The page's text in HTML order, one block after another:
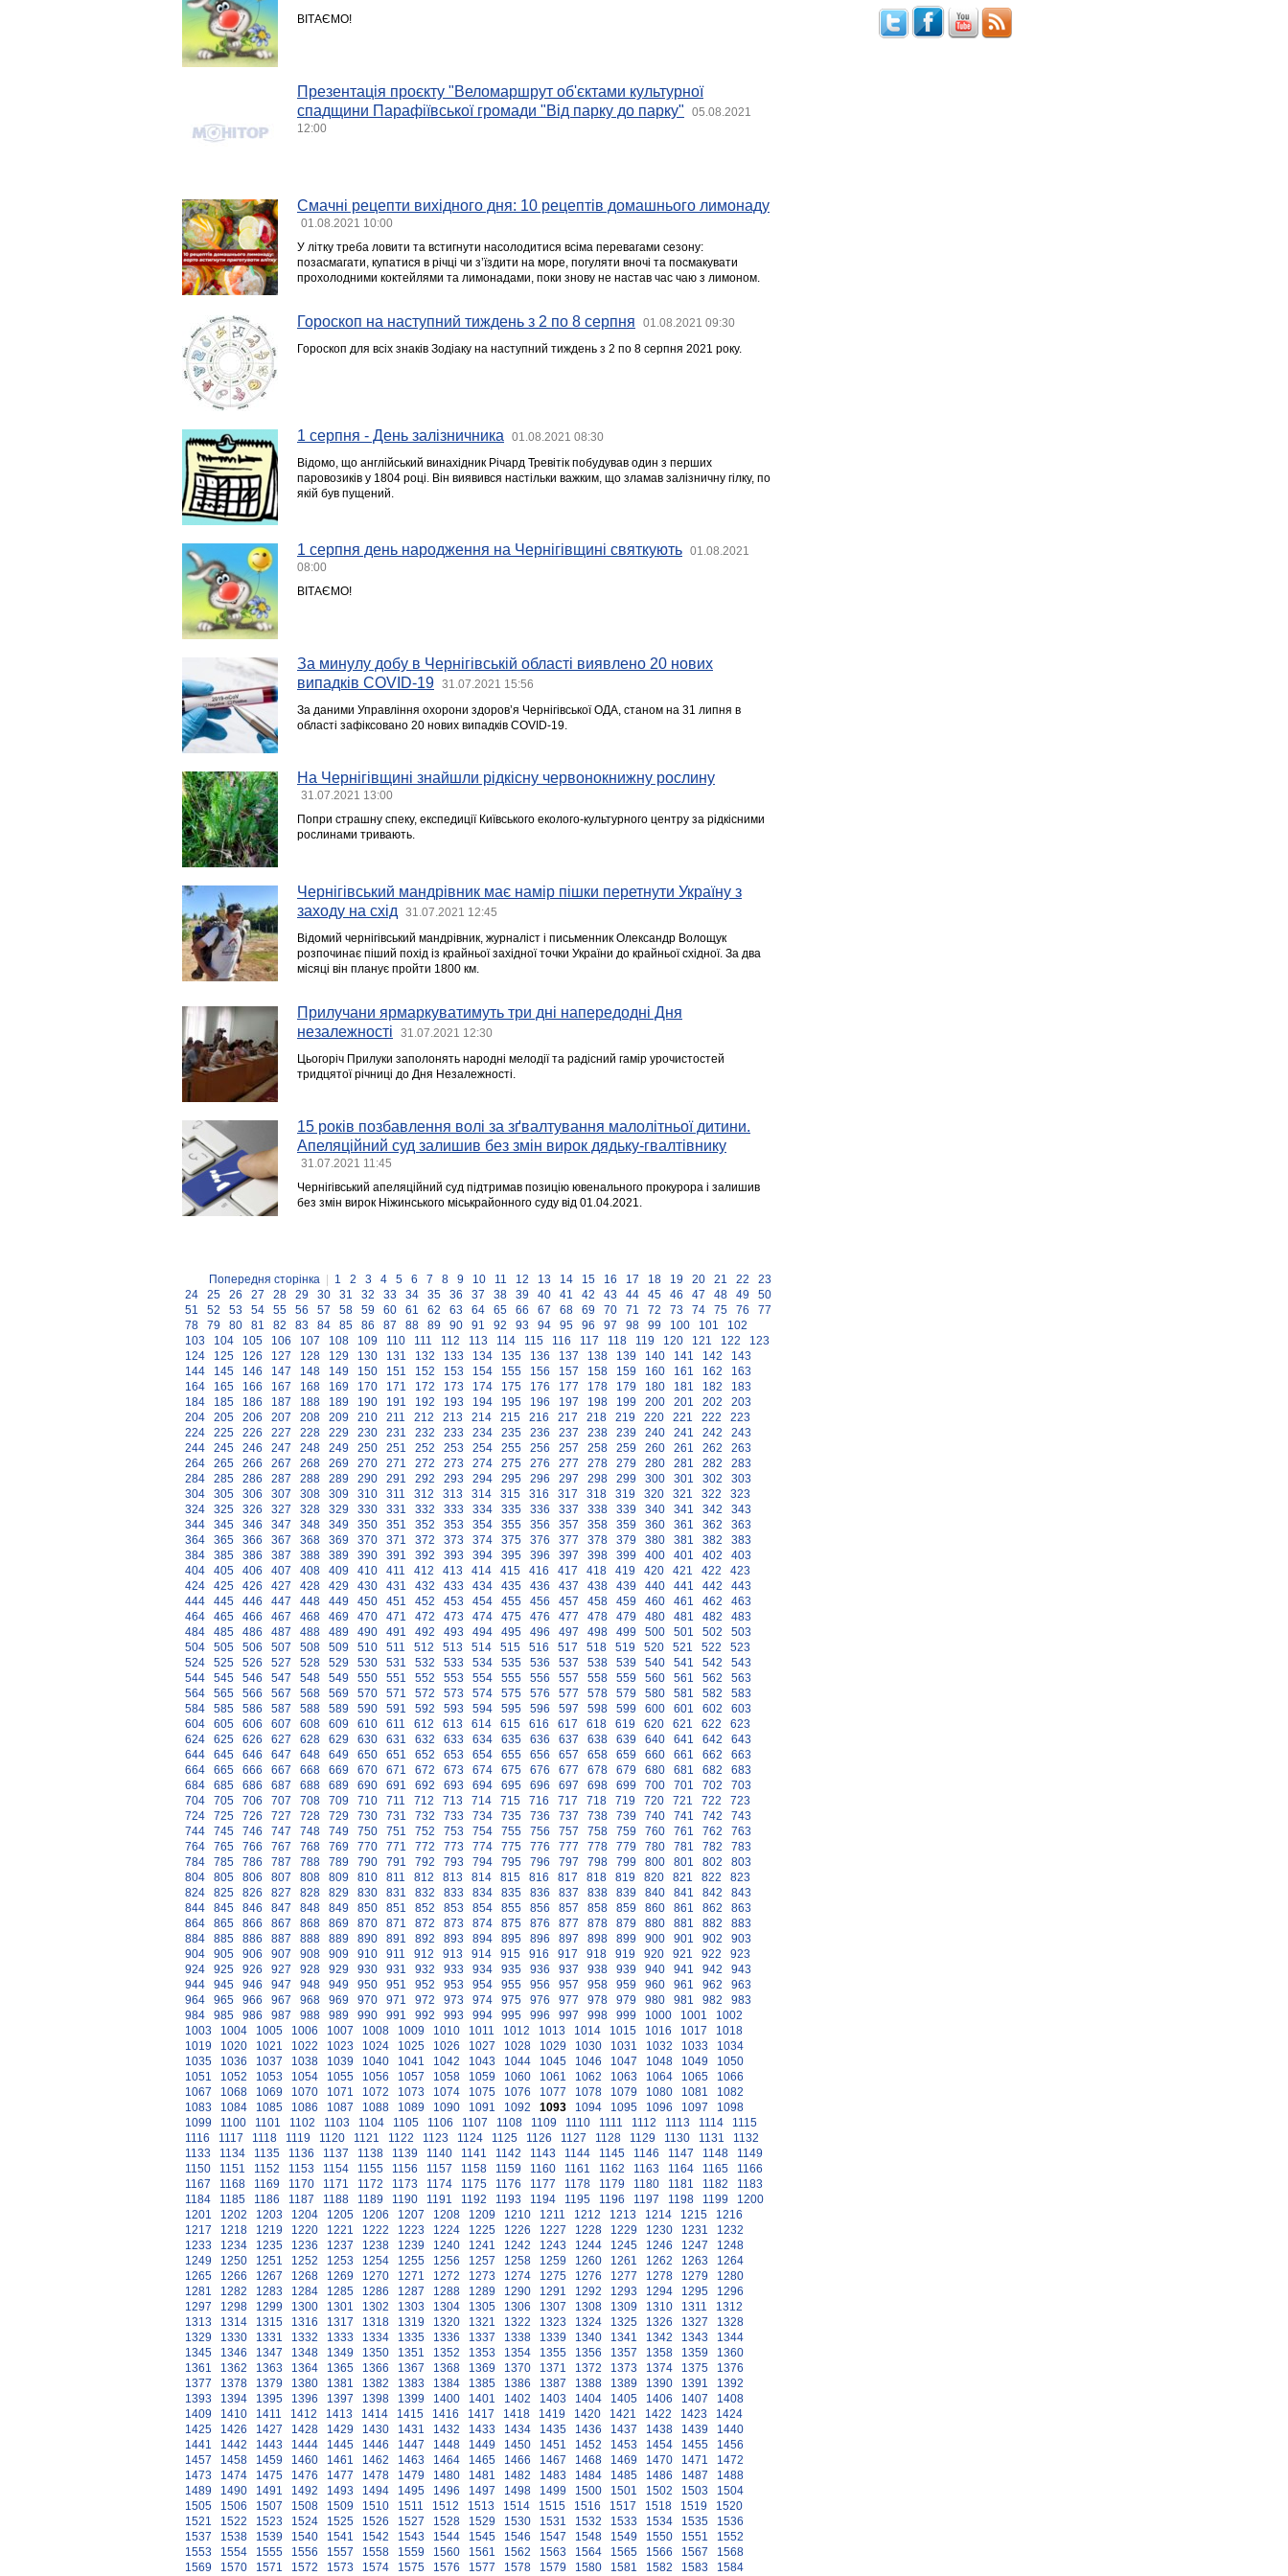
ВІТАЄМО!
Презентація проєкту "Веломаршрут об'єктами культурної
спадщини Парафіївської громади "Від парку до парку"
05.08.2021
12:00
Смачні рецепти вихідного дня: 10 рецептів домашнього лимонаду
01.08.2021 10:00
У літку треба ловити та встигнути насолодитися всіма перевагами сезону:
позасмагати, купатися в річці чи з’їздити на море, погуляти вночі та посмакувати
прохолодними коктейлями та лимонадами, поки знову не настав час чаю з лимоном.
Гороскоп на наступний тиждень з 2 по 8 серпня 01.08.2021 09:30
Гороскоп для всіх знаків Зодіаку на наступний тиждень з 2 по 8 серпня 2021 року.
1 серпня - День залізничника 01.08.2021 08:30
Відомо, що англійський винахідник Річард Тревітік побудував один з перших
паровозиків у 1804 році. Він виявився настільки важким, що зламав залізничну гілку, по
якій був пущений.
1 серпня день народження на Чернігівщині святкують
01.08.2021
08:00
ВІТАЄМО!
За минулу добу в Чернігівській області виявлено 20 нових
випадків COVID-19
31.07.2021 15:56
За даними Управління охорони здоров’я Чернігівської ОДА, станом на 31 липня в
області зафіксовано 20 нових випадків COVID-19.
На Чернігівщині знайшли рідкісну червонокнижну рослину
31.07.2021 13:00
Попри страшну спеку, експедиції Київського еколого-культурного центру за рідкісними
рослинами тривають.
Чернігівський мандрівник має намір пішки перетнути Україну з
заходу на схід
31.07.2021 12:45
Відомий чернігівський мандрівник, журналіст і письменник Олександр Волощук
розпочинає піший похід із крайньої західної точки України до крайньої східної. За два
місяці він планує пройти 1800 км.
Прилучани ярмаркуватимуть три дні напередодні Дня
незалежності
31.07.2021 12:30
Цьогоріч Прилуки заполонять народні мелодії та радісний гамір урочистостей
тридцятої річниці до Дня Незалежності.
15 років позбавлення волі за зґвалтування малолітньої дитини.
Апеляційний суд залишив без змін вирок дядьку-гвалтівнику
31.07.2021 11:45
Чернігівський апеляційний суд підтримав позицію ювенального прокурора і залишив
без змін вирок Ніжинського міськрайонного суду від 01.04.2021.
Попередня сторінка 1 2 3 4 5 6 7 8 9 10 11 12 13 14 15 16 17 18 19 20 21 22
23
24
25 26 27 28 29 30 31 32 33 34 35 36 37 38 39 40 41 42 43 44 45 46 47 48 49
50
51
52 53 54 55 56 57 58 59 60 61 62 63 64 65 66 67 68 69 70 71 72 73 74 75 76
77
78
79 80 81 82 83 84 85 86 87 88 89 90 91 92 93 94 95 96 97 98 99 100 101
102
103
104 105 106 107 108 109 110 111 112 113 114 115 116 117 118 119 120 121 122
123
124
125 126 127 128 129 130 131 132 133 134 135 136 137 138 139 140 141 142
143
144
145 146 147 148 149 150 151 152 153 154 155 156 157 158 159 160 161 162
163
164
165 166 167 168 169 170 171 172 173 174 175 176 177 178 179 180 181 182
183
184
185 186 187 188 189 190 191 192 193 194 195 196 197 198 199 200 201 202
203
204
205 206 207 208 209 210 211 212 213 214 215 216 217 218 219 220 221 222
223
224
225 226 227 228 229 230 231 232 233 234 235 236 237 238 239 240 241 242
243
244
245 246 247 248 249 250 251 252 253 254 255 256 257 258 259 260 261 262
263
264
265 266 267 268 269 270 271 272 273 274 275 276 277 278 279 280 281 282
283
284
285 286 287 288 289 290 291 292 293 294 295 296 297 298 299 300 301 302
303
304
305 306 307 308 309 310 311 312 313 314 315 316 317 318 319 320 321 322
323
324
325 326 327 328 329 330 331 332 333 334 335 336 337 338 339 340 341 342
343
344
345 346 347 348 349 350 351 352 353 354 355 356 357 358 359 360 361 362
363
364
365 366 367 368 369 370 371 372 373 374 375 376 377 378 379 380 381 382
383
384
385 386 387 388 389 390 391 392 393 394 395 396 397 398 399 400 401 402
403
404
405 406 407 408 409 410 411 412 413 414 415 416 417 418 419 420 421 422
423
424
425 426 427 428 429 430 431 432 433 434 435 436 437 438 439 440 441 442
443
444
445 446 447 448 449 450 451 452 453 454 455 456 457 458 459 460 461 462
463
464
465 466 467 468 469 470 471 472 473 474 475 476 477 478 479 480 481 482
483
484
485 486 487 488 489 490 491 492 493 494 495 496 497 498 499 500 501 502
503
504
505 506 507 508 509 510 511 512 513 514 515 516 517 518 519 520 521 522
523
524
525 526 527 528 529 530 531 532 533 534 535 536 537 538 539 540 541 542
543
544
545 546 547 548 549 550 551 552 553 554 555 556 557 558 559 560 561 562
563
564
565 566 567 568 569 570 571 572 573 574 575 576 577 578 579 580 581 582
583
584
585 586 587 588 589 590 591 592 593 594 595 596 597 598 599 600 601 602
603
604
605 606 607 608 609 610 611 612 613 614 615 616 617 618 619 620 621 622
623
624
625 626 627 628 629 630 631 632 633 634 635 636 637 638 639 640 641 642
643
644
645 646 647 648 649 650 651 652 653 654 655 656 657 658 659 660 661 662
663
664
665 666 667 668 669 670 671 672 673 674 675 676 677 678 679 680 681 682
683
684
685 686 687 688 689 690 691 692 693 694 695 696 697 698 699 700 701 702
703
704
705 706 707 708 709 710 711 712 713 714 715 716 717 718 719 720 721 722
723
724
725 726 727 728 729 730 731 732 733 734 735 736 737 738 739 740 741 742
743
744
745 746 747 748 749 750 751 752 753 754 755 756 757 758 759 760 761 762
763
764
765 766 767 768 769 770 771 772 773 774 775 776 777 778 779 780 781 782
783
784
785 786 787 788 789 790 791 792 793 794 795 796 797 798 799 800 801 802
803
804
805 806 807 808 809 810 811 812 813 814 815 816 817 818 819 820 821 822
823
824
825 826 827 828 829 830 831 832 833 834 835 836 837 838 839 840 841 842
843
844
845 846 847 848 849 850 851 852 853 854 855 856 857 858 859 860 861 862
863
864
865 866 867 868 869 870 871 872 873 874 875 876 877 878 879 880 881 882
883
884
885 886 887 888 889 890 891 892 893 894 895 896 897 898 899 900 901 902
903
904
905 906 907 908 909 910 911 912 913 914 915 916 917 918 919 920 921 922
923
924
925 926 927 928 929 930 931 932 933 934 935 936 937 938 939 940 941 942
943
944
945 946 947 948 949 950 951 952 953 954 955 956 957 958 959 960 961 962
963
964
965 966 967 968 969 970 971 972 973 974 975 976 977 978 979 980 981 982
983
984
985 986 987 988 989 990 991 992 993 994 995 996 997 998 999 1000 1001
1002
1003
1004 1005 1006 1007 1008 1009 1010 1011 1012 1013 1014 1015 1016 1017
1018
1019
1020 1021 1022 1023 1024 1025 1026 1027 1028 1029 1030 1031 1032 1033
1034
1035
1036 1037 1038 1039 1040 1041 1042 1043 1044 1045 1046 1047 1048 1049
1050
1051
1052 1053 1054 1055 1056 1057 1058 1059 1060 1061 1062 1063 1064 1065
1066
1067
1068 1069 1070 1071 1072 1073 1074 1075 1076 1077 1078 1079 1080 1081
1082
1083
1084 1085 1086 1087 1088 1089 1090 1091 1092 1093 1094 1095 1096 1097
1098
1099
1100 1101 1102 1103 1104 1105 1106 1107 1108 1109 1110 1111 1112 1113 1114
1115
1116
1117 1118 1119 1120 1121 1122 1123 1124 1125 1126 1127 1128 1129 1130 1131
1132
1133
1134 1135 1136 1137 1138 1139 1140 1141 1142 1143 1144 1145 1146 1147 1148
1149
1150
1151 1152 1153 1154 1155 1156 1157 1158 1159 1160 1161 1162 1163 1164 1165
1166
1167
1168 1169 1170 1171 1172 1173 1174 1175 1176 1177 1178 1179 1180 1181 1182
1183
1184
1185 1186 1187 1188 1189 1190 1191 1192 1193 1194 1195 1196 1197 1198 1199
1200
1201
1202 1203 1204 1205 1206 1207 1208 1209 1210 1211 1212 1213 1214 1215
1216
1217
1218 1219 1220 1221 1222 1223 1224 1225 1226 1227 1228 1229 1230 1231
1232
1233
1234 1235 1236 1237 1238 1239 1240 1241 1242 1243 1244 1245 1246 1247
1248
1249
1250 1251 1252 1253 1254 1255 1256 1257 1258 1259 1260 1261 1262 1263
1264
1265
1266 1267 1268 1269 1270 1271 1272 1273 1274 1275 1276 1277 1278 1279
1280
1281
1282 1283 1284 1285 1286 1287 1288 1289 1290 1291 1292 1293 1294 1295
1296
1297
1298 1299 1300 1301 1302 1303 1304 1305 1306 1307 1308 1309 1310 1311
1312
1313
1314 1315 1316 1317 1318 1319 1320 1321 1322 1323 1324 1325 1326 1327
1328
1329
1330 1331 1332 1333 1334 1335 1336 1337 1338 1339 1340 1341 1342 1343
1344
1345
1346 1347 1348 1349 1350 1351 1352 1353 1354 1355 1356 1357 1358 1359
1360
1361
1362 1363 1364 1365 1366 1367 1368 1369 1370 1371 1372 1373 1374 1375
1376
1377
1378 1379 1380 1381 1382 1383 1384 1385 1386 1387 1388 1389 1390 1391
1392
1393
1394 1395 1396 1397 1398 1399 1400 1401 1402 1403 1404 1405 1406 1407
1408
1409
1410 1411 1412 1413 1414 1415 1416 1417 1418 1419 1420 1421 1422 1423
1424
1425
1426 1427 1428 1429 1430 1431 1432 1433 1434 1435 1436 1437 1438 1439
1440
1441
1442 1443 1444 1445 1446 1447 1448 1449 1450 1451 1452 1453 1454 1455
1456
1457
1458 1459 1460 1461 1462 1463 1464 1465 1466 1467 1468 1469 1470 1471
1472
1473
1474 1475 1476 1477 1478 1479 1480 1481 1482 1483 1484 1485 1486 1487
1488
1489
1490 1491 1492 1493 1494 1495 1496 1497 1498 1499 1500 1501 1502 1503
1504
1505
1506 1507 1508 1509 1510 1511 1512 1513 1514 1515 1516 1517 1518 1519
1520
1521
1522 1523 1524 1525 1526 1527 1528 1529 1530 1531 1532 1533 1534 1535
1536
1537
1538 1539 1540 1541 1542 1543 1544 1545 1546 1547 1548 1549 1550 1551
1552
1553
1554 1555 1556 1557 1558 1559 1560 1561 1562 1563 1564 1565 1566 1567
1568
1569
1570 1571 1572 1573 1574 1575 1576 1577 1578 1579 1580 1581 1582 1583 1584